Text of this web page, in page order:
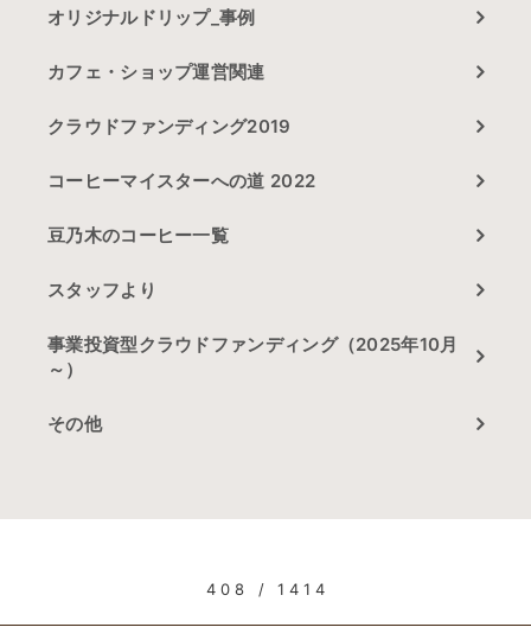
オリジナルドリップ_事例
カフェ・ショップ運営関連
クラウドファンディング2019
コーヒーマイスターへの道 2022
豆乃木のコーヒー一覧
スタッフより
事業投資型クラウドファンディング（2025年10月
～）
その他
408 / 1414